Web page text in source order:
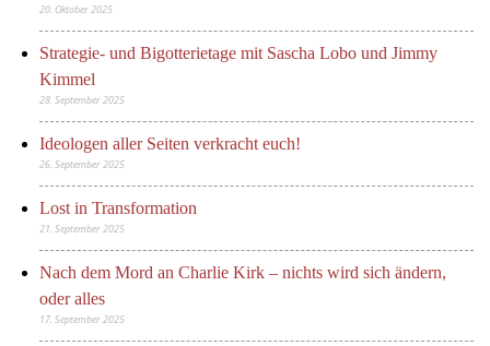
20. Oktober 2025
Strategie- und Bigotterietage mit Sascha Lobo und Jimmy
Kimmel
28. September 2025
Ideologen aller Seiten verkracht euch!
26. September 2025
Lost in Transformation
21. September 2025
Nach dem Mord an Charlie Kirk – nichts wird sich ändern,
oder alles
17. September 2025